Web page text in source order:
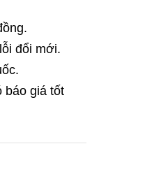
đổi mới.
báo giá tốt